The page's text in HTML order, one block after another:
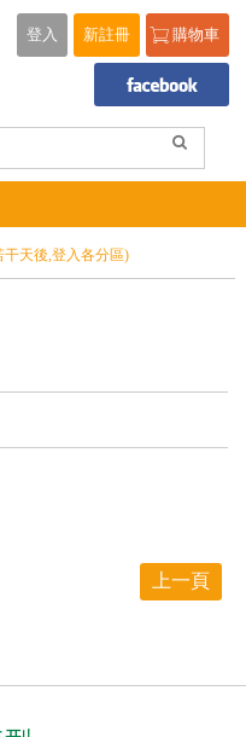
購物車
新註冊
登入
天後,登入各分區)
上一頁